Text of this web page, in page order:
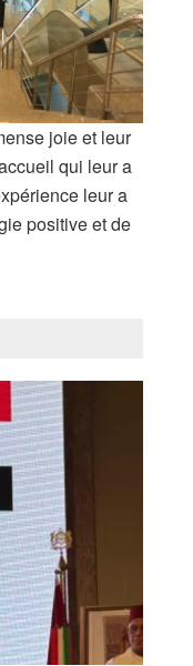
joie et leur
qui leur a
leur a
positive et de